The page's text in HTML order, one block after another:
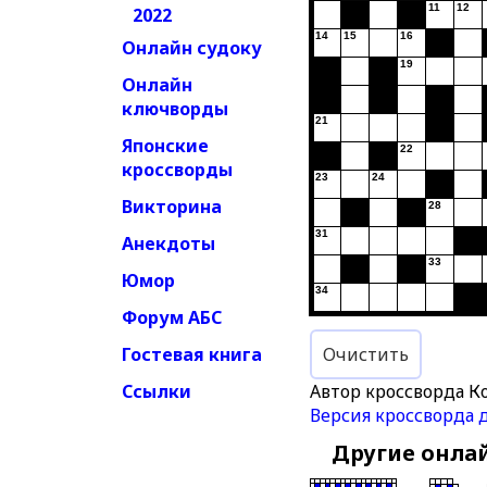
2022
Онлайн судоку
Онлайн
ключворды
Японские
кроссворды
Викторина
Анекдоты
Юмор
Форум АБС
Гостевая книга
Ссылки
14
21
23
31
34
15
24
16
19
22
11
28
33
12
Очистить
Автор кроссворда
Версия кроссворда
Другие